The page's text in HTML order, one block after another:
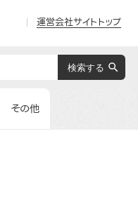
運営会社サイトトップ
その他